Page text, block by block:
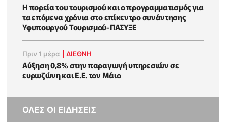
Η πορεία του τουρισμού και ο προγραμματισμός για
τα επόμενα χρόνια στο επίκεντρο συνάντησης
Υφυπουργού Τουρισμού-ΠΑΣΥΞΕ
Πριν 1 μέρα |ΔΙΕΘΝΗ
Αύξηση 0,8% στην παραγωγή υπηρεσιών σε
ευρωζώνη και Ε.Ε. τον Μάιο
ΟΛΕΣ ΟΙ ΕΙΔΗΣΕΙΣ